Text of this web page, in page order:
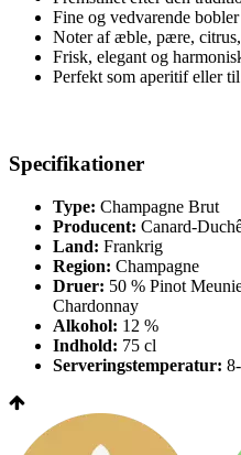
Fine og vedvarende bobler
Noter af æble, pære,
Frisk, elegant og
Perfekt som aperitif eller
Specifikationer
Type: Champagne Brut
Producent: Canard-
Land: Frankrig
Region: Champagne
Druer: 50 % Pinot
Chardonnay
Alkohol: 12 %
Indhold: 75 cl
Serveringstemperatur: